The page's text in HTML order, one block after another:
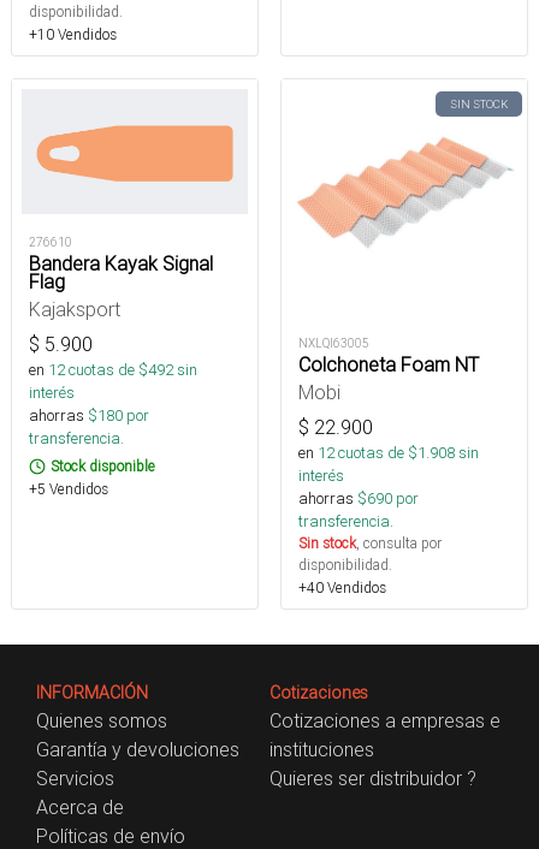
disponibilidad.
+10 Vendidos
276610
Bandera Kayak Signal
Flag
Kajaksport
$ 5.900
en 12cuotas de $492sin
interés
ahorras $180 por
transferencia.
Stock disponible
+5 Vendidos
SIN STOCK
NXLQI63005
Colchoneta Foam NT
Mobi
$ 22.900
en 12cuotas de $1.908sin
interés
ahorras $690 por
transferencia.
Sin stock, consulta por
disponibilidad.
+40 Vendidos
INFORMACIÓN
Quienes somos
Garantía y devoluciones
Servicios
Acerca de
Políticas de envío
Cotizaciones
Cotizaciones a empresas e
instituciones
Quieres ser distribuidor ?